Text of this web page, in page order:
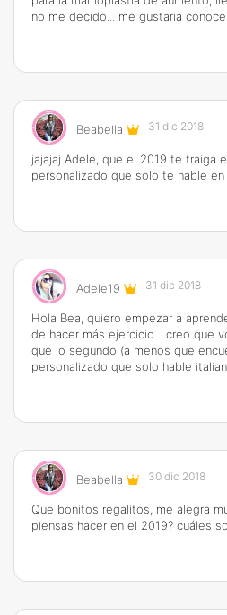
no me decido... me gustaria
Beabella 31 dic 2018
jajajaj Adele, que el 2019 te traiga
personalizado que solo te hable en
Adele19 31 dic 2018
Hola Bea, quiero empezar a
de hacer más ejercicio... creo que
que lo segundo (a menos que
personalizado que solo hable
Beabella 30 dic 2018
Que bonitos regalitos, me alegra
piensas hacer en el 2019? cuáles